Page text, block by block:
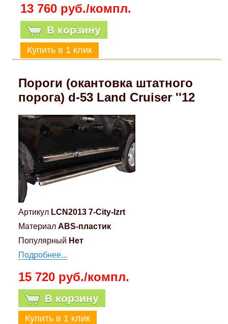
13 760 руб./компл.
В корзину
Пороги (окантовка штатного
порога) d-53 Land Cruiser ''12
Артикул LCN2013 7-City-lzrt
Материал ABS-пластик
Популярный Нет
Подробнее...
15 720 руб./компл.
В корзину